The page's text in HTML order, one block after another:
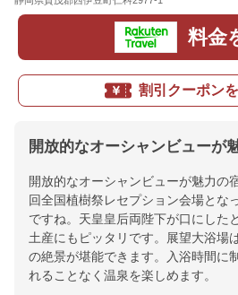
料金
割引クーポン
開放的なオーシャンビューが
開放的なオーシャンビューが魅力の
回全国植樹祭レセプション会場とな
ですね。天皇皇后両陛下が口にし
土産にもピッタリです。展望大浴場
の絶景が堪能できます。入浴時間に
れることなく温泉を楽しめます。